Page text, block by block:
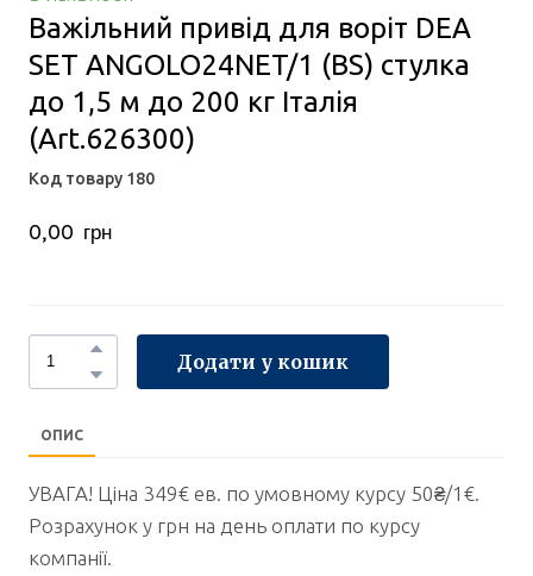
Важільний привід для воріт DEA
SET ANGOLO24NET/1 (BS) стулка
до 1,5 м до 200 кг Італія
(Art.626300)
Код товару 180
0,00  грн
Додати у кошик
ОПИС
УВАГА! Ціна 349€ ев. по умовному курсу 50₴/1€.
Розрахунок у грн на день оплати по курсу
компанії.